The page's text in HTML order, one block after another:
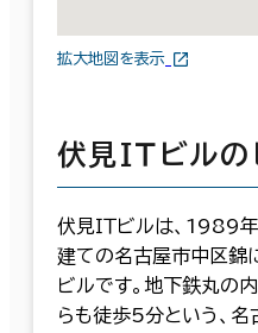
拡大地図を表示
伏見ＩＴビル
伏見ＩＴビルは、1989
建ての名古屋市中区錦
ビルです。地下鉄丸の
らも徒歩5分という、